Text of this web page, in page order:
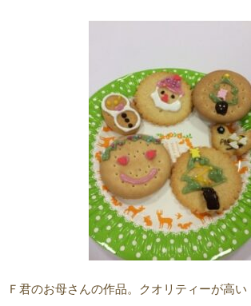
Ｆ君のお母さんの作品。クオリティーが高い